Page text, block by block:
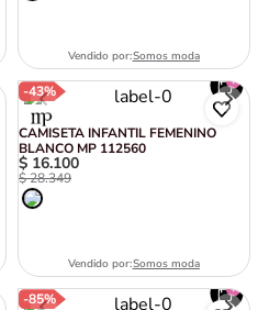
Vendido por:Somos moda
-43%
CAMISETA INFANTIL FEMENINO
BLANCO MP 112560
$ 16.100
$28.349
Vendido por:Somos moda
-85%